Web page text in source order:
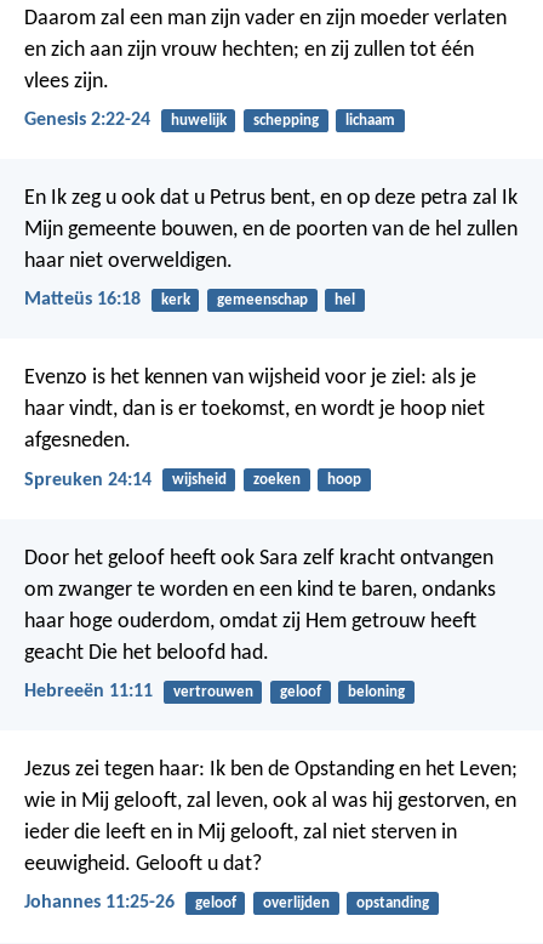
Daarom zal een man zijn vader en zijn moeder verlaten
en zich aan zijn vrouw hechten; en zij zullen tot één
vlees zijn.
Genesis 2:22-24 huwelijk schepping lichaam
En Ik zeg u ook dat u Petrus bent, en op deze petra zal Ik
Mijn gemeente bouwen, en de poorten van de hel zullen
haar niet overweldigen.
Matteüs 16:18 kerk gemeenschap hel
Evenzo is het kennen van wijsheid voor je ziel: als je
haar vindt, dan is er toekomst, en wordt je hoop niet
afgesneden.
Spreuken 24:14 wijsheid zoeken hoop
Door het geloof heeft ook Sara zelf kracht ontvangen
om zwanger te worden en een kind te baren, ondanks
haar hoge ouderdom, omdat zij Hem getrouw heeft
geacht Die het beloofd had.
Hebreeën 11:11 vertrouwen geloof beloning
Jezus zei tegen haar: Ik ben de Opstanding en het Leven;
wie in Mij gelooft, zal leven, ook al was hij gestorven, en
ieder die leeft en in Mij gelooft, zal niet sterven in
eeuwigheid. Gelooft u dat?
Johannes 11:25-26 geloof overlijden opstanding